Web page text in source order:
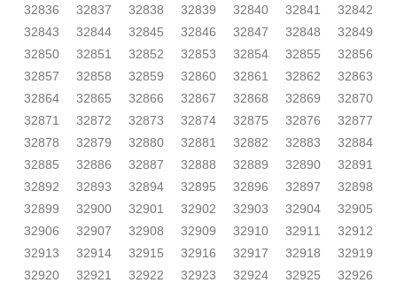
32836
32837 32838 32839 32840 32841
32842
32843
32844 32845 32846 32847 32848
32849
32850
32851 32852 32853 32854 32855
32856
32857
32858 32859 32860 32861 32862
32863
32864
32865 32866 32867 32868 32869
32870
32871
32872 32873 32874 32875 32876
32877
32878
32879 32880 32881 32882 32883
32884
32885
32886 32887 32888 32889 32890
32891
32892
32893 32894 32895 32896 32897
32898
32899
32900 32901 32902 32903 32904
32905
32906
32907 32908 32909 32910 32911
32912
32913
32914 32915 32916 32917 32918
32919
32920
32921 32922 32923 32924 32925
32926